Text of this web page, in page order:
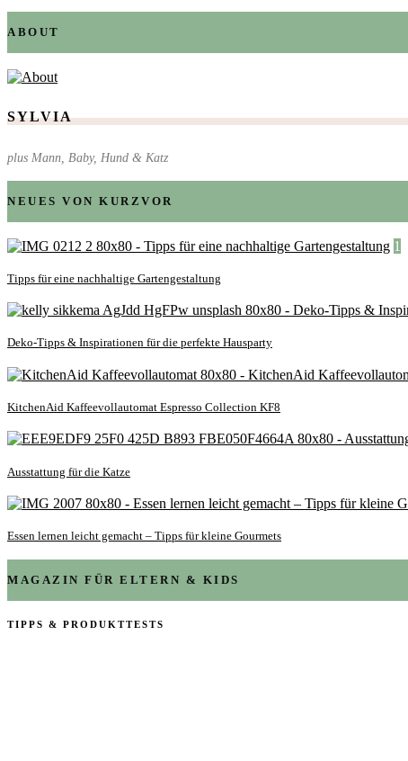
ABOUT
SYLVIA
plus Mann, Baby, Hund & Katz
NEUES VON KURZVOR
1
Tipps für eine nachhaltige Gartengestaltung
Deko-Tipps & Inspirationen für die perfekte Hausparty
KitchenAid Kaffeevollautomat Espresso Collection KF8
Ausstattung für die Katze
Essen lernen leicht gemacht – Tipps für kleine Gourmets
MAGAZIN FÜR ELTERN & KIDS
TIPPS & PRODUKTTESTS